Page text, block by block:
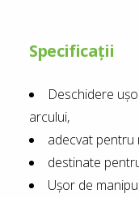
Specificații
Deschidere
arcului,
adecvat pentru
destinate
Ușor de